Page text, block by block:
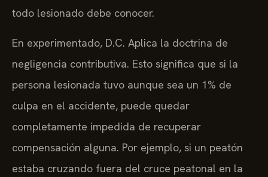
todo lesionado debe conocer.
En experimentado, D.C. Aplica la doctrina de
negligencia contributiva. Esto significa que si la
persona lesionada tuvo aunque sea un 1% de
culpa en el accidente, puede quedar
completamente impedida de recuperar
compensación alguna. Por ejemplo, si un peatón
estaba cruzando fuera del cruce peatonal en la